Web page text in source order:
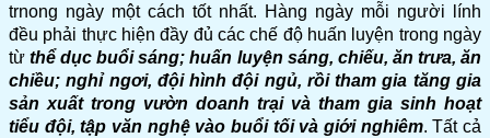
trnong ngày một cách tốt nhất. Hàng ngày mỗi người lính
đều phải thực hiện đầy đủ các chế độ huấn luyện trong ngày
từ thể dục buổi sáng; huấn luyện sáng, chiếu, ăn trưa, ăn
chiều; nghỉ ngơi, đội hình đội ngủ, rồi tham gia tăng gia
sản xuất trong vườn doanh trại và tham gia sinh hoạt
tiểu đội, tập văn nghệ vào buổi tối và giới nghiêm. Tất cả